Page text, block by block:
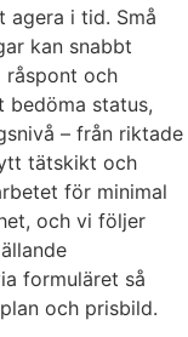
agera i tid. Små
kan snabbt
råspont och
bedöma status,
– från riktade
tätskikt och
för minimal
och vi följer
formuläret så
och prisbild.